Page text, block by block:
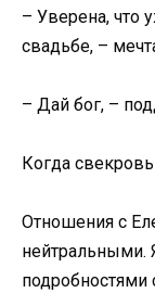
– Уверена, что
свадьбе, –
– Дай бог, –
Когда
Отношения с
нейтральными.